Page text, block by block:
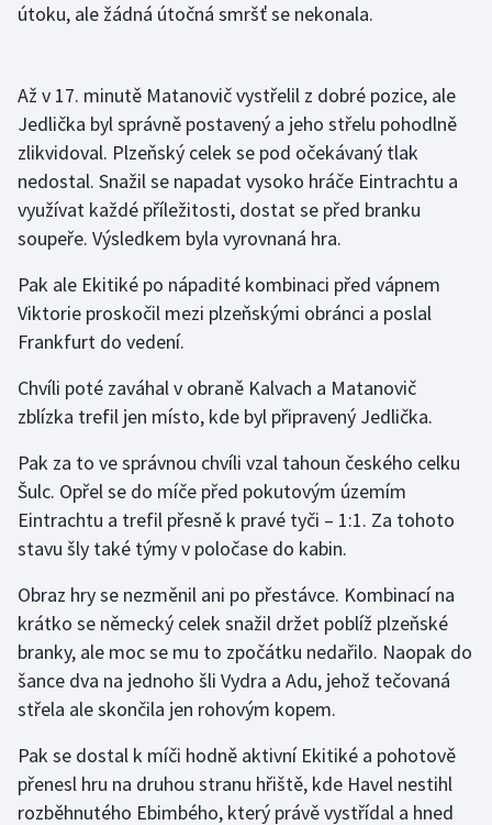
Plážový volejbal
Ragby
Rychlobruslení
Rychlostní kanoistika
Short track
Sportovní střelba
Stolní tenis
Triatlon
Veslování
Vodní slalom
Volejbal
Ostatní
útoku, ale žádná útočná smršť se nekonala.
Až v 17. minutě Matanovič vystřelil z dobré pozice, ale
Jedlička byl správně postavený a jeho střelu pohodlně
zlikvidoval. Plzeňský celek se pod očekávaný tlak
nedostal. Snažil se napadat vysoko hráče Eintrachtu a
využívat každé příležitosti, dostat se před branku
soupeře. Výsledkem byla vyrovnaná hra.
Pak ale Ekitiké po nápadité kombinaci před vápnem
Viktorie proskočil mezi plzeňskými obránci a poslal
Frankfurt do vedení.
Chvíli poté zaváhal v obraně Kalvach a Matanovič
zblízka trefil jen místo, kde byl připravený Jedlička.
Pak za to ve správnou chvíli vzal tahoun českého celku
Šulc. Opřel se do míče před pokutovým územím
Eintrachtu a trefil přesně k pravé tyči – 1:1. Za tohoto
stavu šly také týmy v poločase do kabin.
Obraz hry se nezměnil ani po přestávce. Kombinací na
krátko se německý celek snažil držet poblíž plzeňské
branky, ale moc se mu to zpočátku nedařilo. Naopak do
šance dva na jednoho šli Vydra a Adu, jehož tečovaná
střela ale skončila jen rohovým kopem.
Pak se dostal k míči hodně aktivní Ekitiké a pohotově
přenesl hru na druhou stranu hřiště, kde Havel nestihl
rozběhnutého Ebimbého, který právě vystřídal a hned